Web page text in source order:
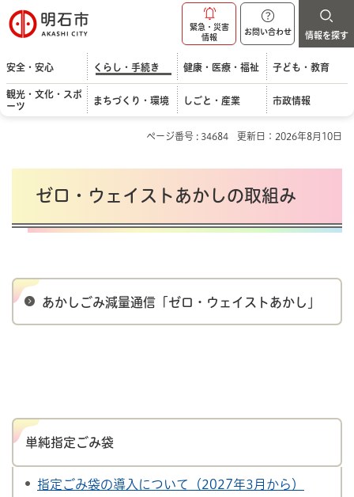
明石市
緊急・災害
情報
お問い合わせ 情報を探す
安全・安心 くらし・手続き 健康・医療・福祉 子ども・教育
観光・文化・スポ
ーツ
まちづくり・環境 しごと・産業 市政情報
ページ番号 : 34684 更新日：2026年8月10日
ゼロ・ウェイストあかしの取組み
あかしごみ減量通信「ゼロ・ウェイストあかし」
単純指定ごみ袋
指定ごみ袋の導入について（2027年3月から）